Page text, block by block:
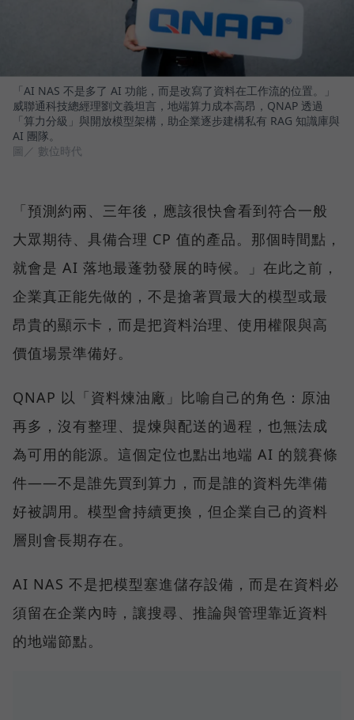
「AI NAS 不是多了 AI 功能，而是改寫了資料在工作流的位置。」
威聯通科技總經理劉文義坦言，地端算力成本高昂，QNAP 透過
「算力分級」與開放模型架構，助企業逐步建構私有 RAG 知識庫與
AI 團隊。
圖／ 數位時代
「預測約兩、三年後，應該很快會看到符合一般
大眾期待、具備合理 CP 值的產品。那個時間點，
就會是 AI 落地最蓬勃發展的時候。」在此之前，
企業真正能先做的，不是搶著買最大的模型或最
昂貴的顯示卡，而是把資料治理、使用權限與高
價值場景準備好。
QNAP 以「資料煉油廠」比喻自己的角色：原油
再多，沒有整理、提煉與配送的過程，也無法成
為可用的能源。這個定位也點出地端 AI 的競賽條
件——不是誰先買到算力，而是誰的資料先準備
好被調用。模型會持續更換，但企業自己的資料
層則會長期存在。
AI NAS 不是把模型塞進儲存設備，而是在資料必
須留在企業內時，讓搜尋、推論與管理靠近資料
的地端節點。